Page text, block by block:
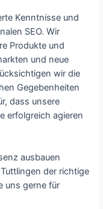
Kenntnisse und
SEO. Wir
Produkte und
und neue
wir die
Gegebenheiten
dass unsere
erfolgreich agieren
ausbauen
der richtige
uns gerne für